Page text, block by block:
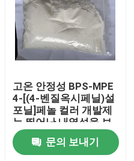
고온 안정성 BPS-MPE
4-[(4-벤질옥시페닐)설
포닐]페놀 컬러 개발제
는 뛰어난 내열성을 보
여 열전사 용지 및 고온
환경에서의 사용에 적
합합니다
문의 보내기